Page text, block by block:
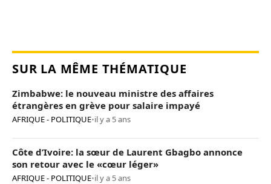
SUR LA MÊME THÉMATIQUE
Zimbabwe: le nouveau ministre des affaires
étrangères en grève pour salaire impayé
AFRIQUE - POLITIQUE•il y a 5 ans
Côte d’Ivoire: la sœur de Laurent Gbagbo annonce
son retour avec le «cœur léger»
AFRIQUE - POLITIQUE•il y a 5 ans